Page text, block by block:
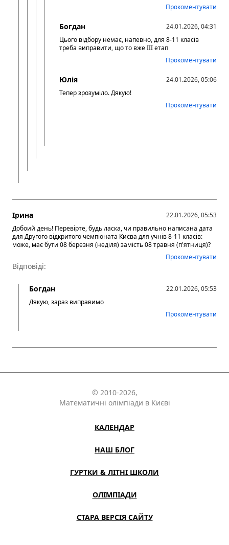
Прокоментувати
Богдан
24.01.2026, 04:31
Цього відбору немає, напевно, для 8-11 класів
треба виправити, що то вже ІІІ етап
Прокоментувати
Юлія
24.01.2026, 05:06
Тепер зрозуміло. Дякую!
Прокоментувати
Ірина
22.01.2026, 05:53
Добоий день! Перевірте, будь ласка, чи правильно написана дата
для Другого відкритого чемпіоната Києва для учнів 8-11 класів:
може, має бути 08 березня (неділя) замість 08 травня (п'ятниця)?
Прокоментувати
Відповіді:
Богдан
22.01.2026, 05:53
Дякую, зараз виправимо
Прокоментувати
© 2010-2026,
Математичні олімпіади в Києві
КАЛЕНДАР
НАШ БЛОГ
ГУРТКИ & ЛІТНІ ШКОЛИ
ОЛІМПІАДИ
СТАРА ВЕРСІЯ САЙТУ